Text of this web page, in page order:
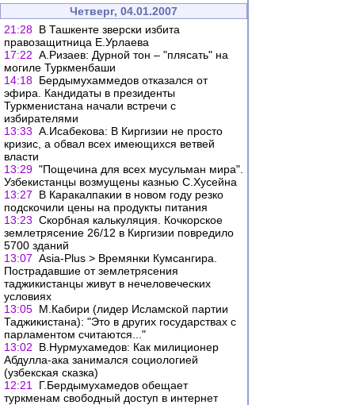
Четверг, 04.01.2007
21:28 В Ташкенте зверски избита
правозащитница Е.Урлаева
17:22 А.Ризаев: Дурной тон – "плясать" на
могиле Туркменбаши
14:18 Бердымухаммедов отказался от
эфира. Кандидаты в президенты
Туркменистана начали встречи с
избирателями
13:33 А.Исабекова: В Киргизии не просто
кризис, а обвал всех имеющихся ветвей
власти
13:29 "Пощечина для всех мусульман мира".
Узбекистанцы возмущены казнью С.Хусейна
13:27
В Каракалпакии в новом году резко
подскочили цены на продукты питания
13:23 Скорбная калькуляция. Кочкорское
землетрясение 26/12 в Киргизии повредило
5700 зданий
13:07 Asia-Plus > Времянки Кумсангира.
Пострадавшие от землетрясения
таджикистанцы живут в нечеловеческих
условиях
13:05 М.Кабири (лидер Исламской партии
Таджикистана): "Это в других государствах с
парламентом считаются..."
13:02
В.Нурмухамедов: Как милиционер
Абдулла-ака занимался социологией
(узбекская сказка)
12:21
Г.Бердымухамедов обещает
туркменам свободный доступ в интернет